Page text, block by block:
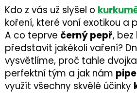
Kdo z vás už slyšel o
koření, které voní exotikou a
A co teprve černý pepř, bez
představit jakékoli vaření?
vysvětlíme, proč tahle
perfektní tým a jak nám
využít všechny skvělé účinky